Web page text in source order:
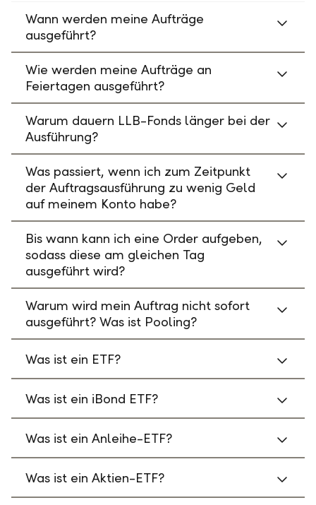
Wann werden meine Aufträge
ausgeführt?
Wie werden meine Aufträge an
Feiertagen ausgeführt?
Warum dauern LLB-Fonds länger bei der
Ausführung?
Was passiert, wenn ich zum Zeitpunkt
der Auftragsausführung zu wenig Geld
auf meinem Konto habe?
Bis wann kann ich eine Order aufgeben,
sodass diese am gleichen Tag
ausgeführt wird?
Warum wird mein Auftrag nicht sofort
ausgeführt? Was ist Pooling?
Was ist ein ETF?
Was ist ein iBond ETF?
Was ist ein Anleihe-ETF?
Was ist ein Aktien-ETF?